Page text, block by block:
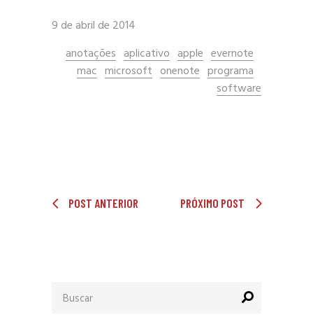
9 de abril de 2014
anotações aplicativo apple evernote
mac microsoft onenote programa
software
POST ANTERIOR PRÓXIMO POST
por: